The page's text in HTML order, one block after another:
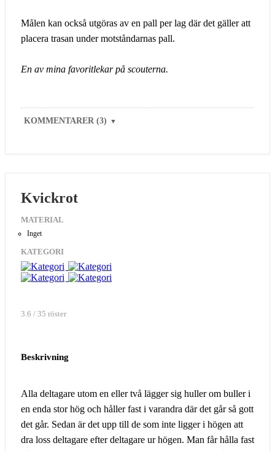
Målen kan också utgöras av en pall per lag där det gäller att
placera trasan under motståndarnas pall.
En av mina favoritlekar på scouterna.
KOMMENTARER (3) ▼
Kvickrot
MATERIAL
Inget
KATEGORI
3.6 / 35 röster
Beskrivning
Alla deltagare utom en eller två lägger sig huller om buller i
en enda stor hög och håller fast i varandra där det går så gott
det går. Sedan är det upp till de som inte ligger i högen att
dra loss deltagare efter deltagare ur högen. Man får hålla fast